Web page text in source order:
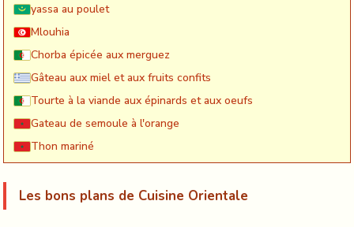
yassa au poulet
Mlouhia
Chorba épicée aux merguez
Gâteau aux miel et aux fruits confits
Tourte à la viande aux épinards et aux oeufs
Gateau de semoule à l'orange
Thon mariné
Les bons plans de Cuisine Orientale